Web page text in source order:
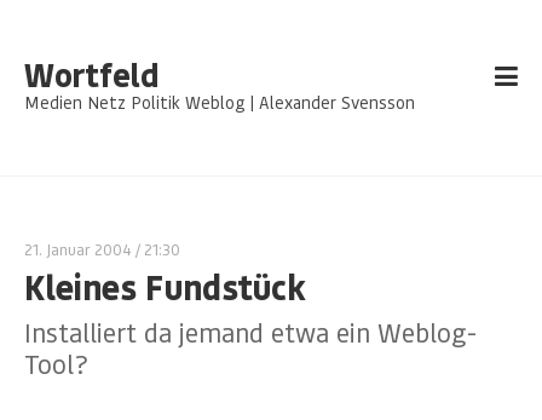
Wortfeld
Medien Netz Politik Weblog | Alexander Svensson
21. Januar 2004 / 21:30
Kleines Fundstück
Installiert da jemand etwa ein Weblog-
Tool?